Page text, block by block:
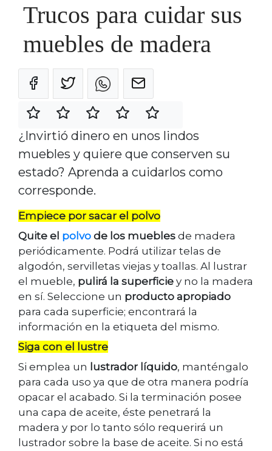
Trucos para cuidar sus
muebles de madera
¿Invirtió dinero en unos lindos
muebles y quiere que conserven su
estado? Aprenda a cuidarlos como
corresponde.
Empiece por sacar el polvo
Quite el polvo de los muebles de madera
periódicamente. Podrá utilizar telas de
algodón, servilletas viejas y toallas. Al lustrar
el mueble, pulirá la superficie y no la madera
en sí. Seleccione un producto apropiado
para cada superficie; encontrará la
información en la etiqueta del mismo.
Siga con el lustre
Si emplea un lustrador líquido, manténgalo
para cada uso ya que de otra manera podría
opacar el acabado. Si la terminación posee
una capa de aceite, éste penetrará la
madera y por lo tanto sólo requerirá un
lustrador sobre la base de aceite. Si no está